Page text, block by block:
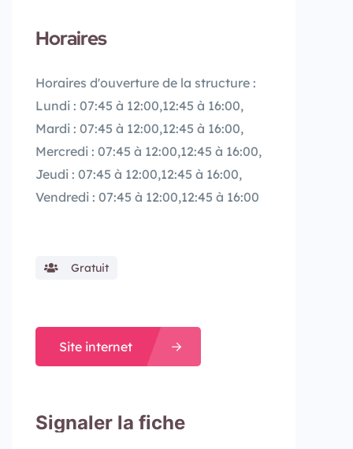
Horaires
Horaires d'ouverture de la structure :
Lundi : 07:45 à 12:00,12:45 à 16:00,
Mardi : 07:45 à 12:00,12:45 à 16:00,
Mercredi : 07:45 à 12:00,12:45 à 16:00,
Jeudi : 07:45 à 12:00,12:45 à 16:00,
Vendredi : 07:45 à 12:00,12:45 à 16:00
Gratuit
Site internet
Signaler la fiche